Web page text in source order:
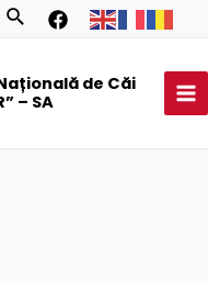
Search
de Căi
– SA